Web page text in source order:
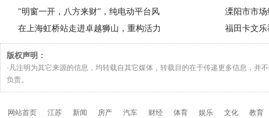
"明窗一开，八方来财”，纯电动平台风
在上海虹桥站走进卓越狮山，重构活力
溧阳市市
福田卡文
版权声明：
·凡注明为其它来源的信息，均转载自其它媒体，转载目的在于传递更多信息，并
负责。
网站首页 江苏 新闻 房产 汽车 财经 体育 娱乐 文化 教育